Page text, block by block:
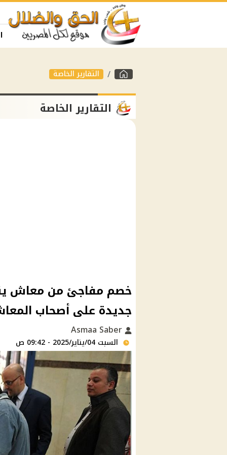
التقارير الخاصة
التقارير الخاصة
جديدة على أصحاب
السبت 04/يناير/2025 - 09:42 ص